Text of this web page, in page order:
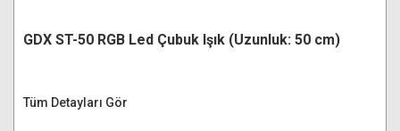
GDX ST-50 RGB Led Çubuk Işık (Uzunluk: 50 cm)
Tüm Detayları Gör